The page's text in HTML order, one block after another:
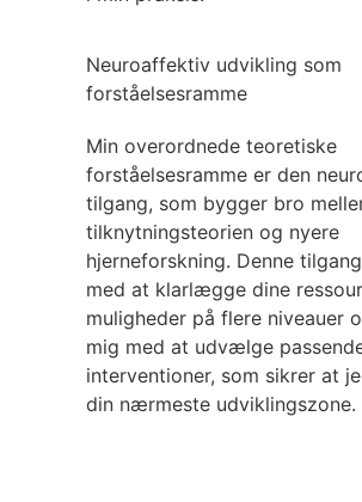
Neuroaffektiv udvikling som
forståelsesramme
Min overordnede teoretiske
forståelsesramme er den
tilgang, som bygger bro
tilknytningsteorien og nyere
hjerneforskning. Denne
med at klarlægge dine
muligheder på flere niveauer
mig med at udvælge
interventioner, som sikrer at
din nærmeste udviklingszone.